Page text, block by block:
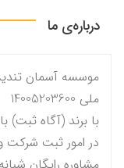
درباره‌ی ما
ملی 14005203600
با برند (آگاه
در امور ثبت شرکت